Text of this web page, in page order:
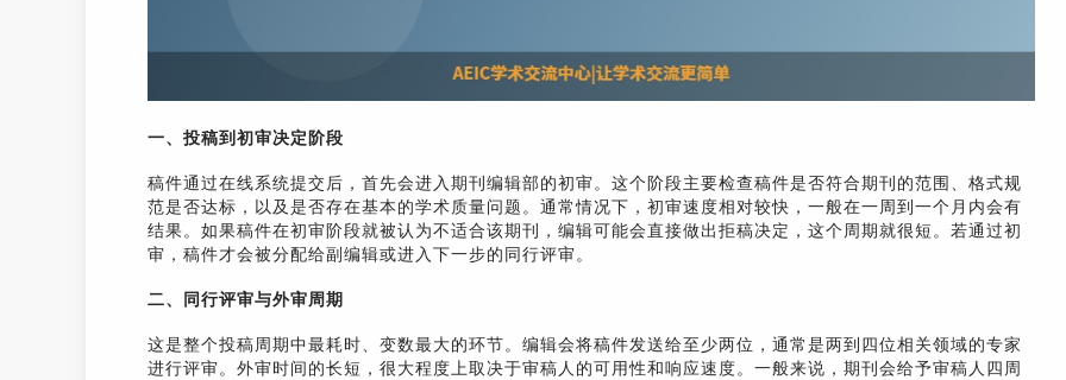
一、投稿到初审决定阶段
稿件通过在线系统提交后，首先会进入期刊编辑部的初审。这个阶段主要检查稿件是否符合期刊的范围、格式规
范是否达标，以及是否存在基本的学术质量问题。通常情况下，初审速度相对较快，一般在一周到一个月内会有
结果。如果稿件在初审阶段就被认为不适合该期刊，编辑可能会直接做出拒稿决定，这个周期就很短。若通过初
审，稿件才会被分配给副编辑或进入下一步的同行评审。
二、同行评审与外审周期
这是整个投稿周期中最耗时、变数最大的环节。编辑会将稿件发送给至少两位，通常是两到四位相关领域的专家
进行评审。外审时间的长短，很大程度上取决于审稿人的可用性和响应速度。一般来说，期刊会给予审稿人四周